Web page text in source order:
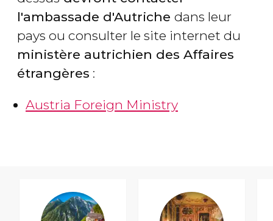
l'ambassade d'Autriche dans leur
pays ou consulter le site internet du
ministère autrichien des Affaires
étrangères :
Austria Foreign Ministry